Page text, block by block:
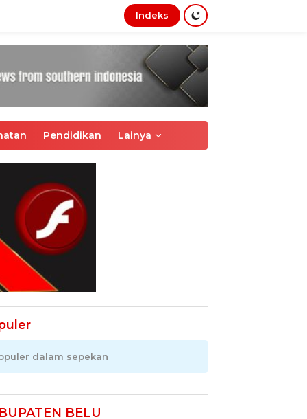
Indeks
Pendidikan Lainya
dalam sepekan
BELU